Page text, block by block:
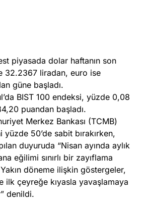
piyasada dolar haftanın son
32.2367 liradan, euro ise
güne başladı.
BIST 100 endeksi, yüzde 0,08
puandan başladı.
Merkez Bankası (TCMB)
50’de sabit bırakırken,
duyuruda “Nisan ayında aylık
eğilimi sınırlı bir zayıflama
döneme ilişkin göstergeler,
ilk çeyreğe kıyasla yavaşlamaya
denildi.